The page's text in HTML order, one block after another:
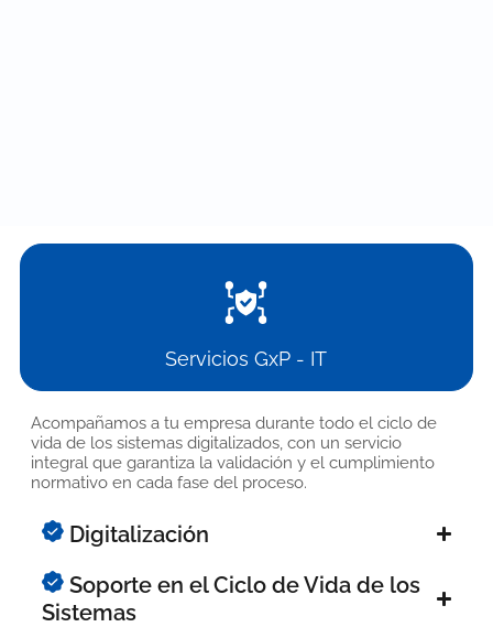
Servicios GxP - IT
Acompañamos a tu empresa durante todo el ciclo de
vida de los sistemas digitalizados, con un servicio
integral que garantiza la validación y el cumplimiento
normativo en cada fase del proceso.
Digitalización
Soporte en el Ciclo de Vida de los
Sistemas